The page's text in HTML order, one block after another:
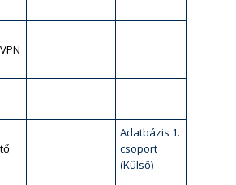
Adatbázis 1.
csoport
(Külső)